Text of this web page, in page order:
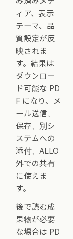
ィア、表示
テーマ、品
質設定が反
映されま
す。結果は
ダウンロー
ド可能な PD
F になり、メ
ール送信、
保存、別シ
ステムへの
添付、ALLO
外での共有
に使えま
す。
後で読む成
果物が必要
な場合は PD